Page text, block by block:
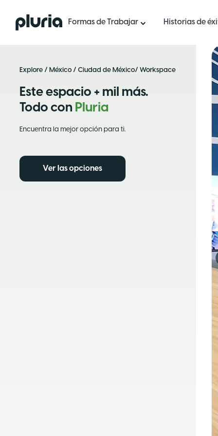
Logo Pluria Formas de Trabajar Historias de
Explore / México / Ciudad de México/ Workspace
Este espacio + mil más.
Todo con Pluria
Encuentra la mejor opción para ti.
Ver las opciones